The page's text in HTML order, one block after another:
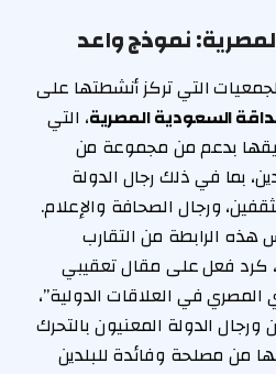
نموذج واعد
التي تركز أنشطتها على
السعودية المصرية، التي
بدعم من مجموعة من
بما في ذلك رجال الدولة
ورجال الصحافة والإعلام.
الرابطة من التقارب
كرد فعل على مقال تعقيبي
في العلاقات الدولية”،
الدولة المعنيون بالتحرك
من مصلحة وفائدة للبلدين